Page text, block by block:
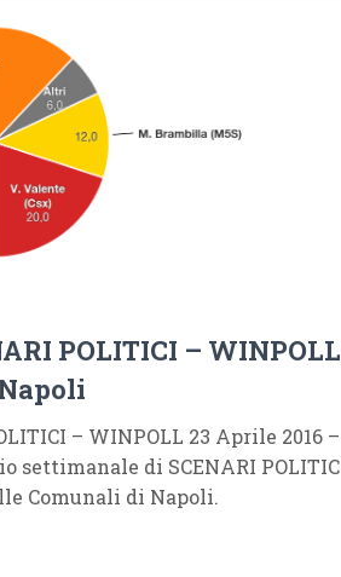
POLITICI – WINPOLL
– WINPOLL 23 Aprile 2016 –
settimanale di SCENARI
Comunali di Napoli.